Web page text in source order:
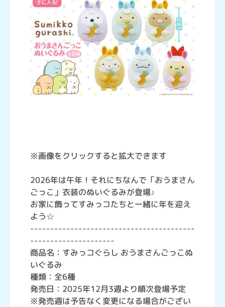
※画像をクリックすると拡大できます
2026年は午年！それにちなんで「おうまさん
ごっこ」衣装のぬいぐるみが登場♪
お家に飾ってすみっコたちと一緒に年を迎え
よう☆
-----------------------------------------
---------------------
商品名：すみっコぐらし おうまさんごっこぬ
いぐるみ
種類：全6種
発売日：2025年12月3週より順次登場予定
※発売週は予告なく変更になる場合がござい